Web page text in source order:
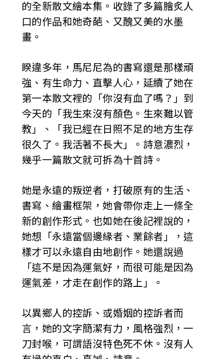
的全新散文繪本集。收錄了多篇膾炙人
口的作品和她奇葩、又醜又美的水墨
畫。
睽違多年，馬尼尼為的書寫還是那樣頑
強、有生命力、直擊人心，延續了她在
第一本散文裡的「你沒有血了嗎？」到
今天的「我生來沒有顏色。生來難以管
教」、「我已經在日照不足的地方生存
很久了。我活著不長大」。詩意濃烈，
幾乎一篇散文就可拆為十首詩。
她是永遠的叛逆者，打破原有的生活、
書寫、繪畫框架，她會帶你走上一條全
新的創作形式。也如她在後記裡說的，
她想「永遠當個邊緣者、業餘者」，這
樣才可以永遠自由地創作。她還說過
「這不是因為運氣好，而很可能是因為
運氣差，才走在創作的路上」。
以異鄉人的控訴、或婚姻的控訴者而
言，她的文字簡潔有力，風格強烈，一
刀封喉，可謂語沒特色死不休。沒有人